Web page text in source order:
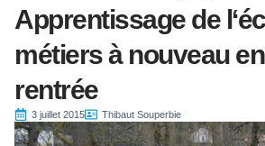
Apprentissage de
métiers à nouveau
rentrée
3 juillet 2015 Thibaut Souperbie